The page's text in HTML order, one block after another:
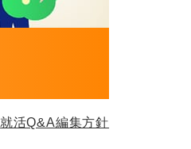
就活Q&A編集方針